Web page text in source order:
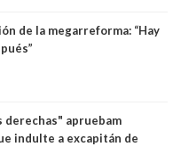
de la megarreforma: “Hay
derechas" apruebam
indulte a excapitán de